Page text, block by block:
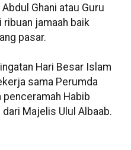
Ghani atau Guru
jamaah baik
pasar.
Hari Besar Islam
sama Perumda
penceramah Habib
Majelis Ulul Albaab.